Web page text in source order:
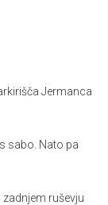
Jermanca
sabo. Nato pa
ruševju